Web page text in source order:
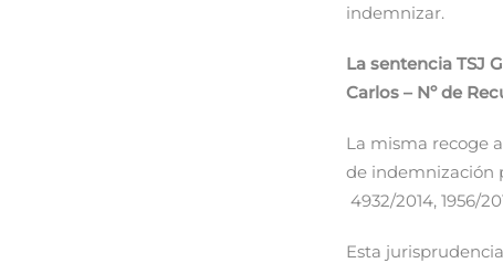
indemnizar.
La sentencia TSJ
Carlos – Nº de
La misma recoge
de indemnización
4932/2014, 1956/
Esta